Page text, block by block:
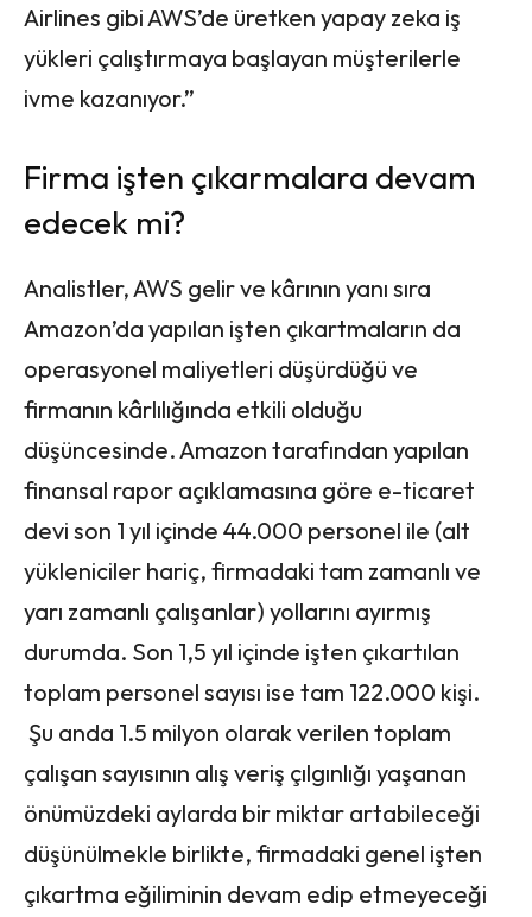
Airlines gibi AWS’de üretken yapay zeka iş
yükleri çalıştırmaya başlayan müşterilerle
ivme kazanıyor.”
Firma işten çıkarmalara devam
edecek mi?
Analistler, AWS gelir ve kârının yanı sıra
Amazon’da yapılan işten çıkartmaların da
operasyonel maliyetleri düşürdüğü ve
firmanın kârlılığında etkili olduğu
düşüncesinde. Amazon tarafından yapılan
finansal rapor açıklamasına göre e-ticaret
devi son 1 yıl içinde 44.000 personel ile (alt
yükleniciler hariç, firmadaki tam zamanlı ve
yarı zamanlı çalışanlar) yollarını ayırmış
durumda. Son 1,5 yıl içinde işten çıkartılan
toplam personel sayısı ise tam 122.000 kişi.
Şu anda 1.5 milyon olarak verilen toplam
çalışan sayısının alış veriş çılgınlığı yaşanan
önümüzdeki aylarda bir miktar artabileceği
düşünülmekle birlikte, firmadaki genel işten
çıkartma eğiliminin devam edip etmeyeceği